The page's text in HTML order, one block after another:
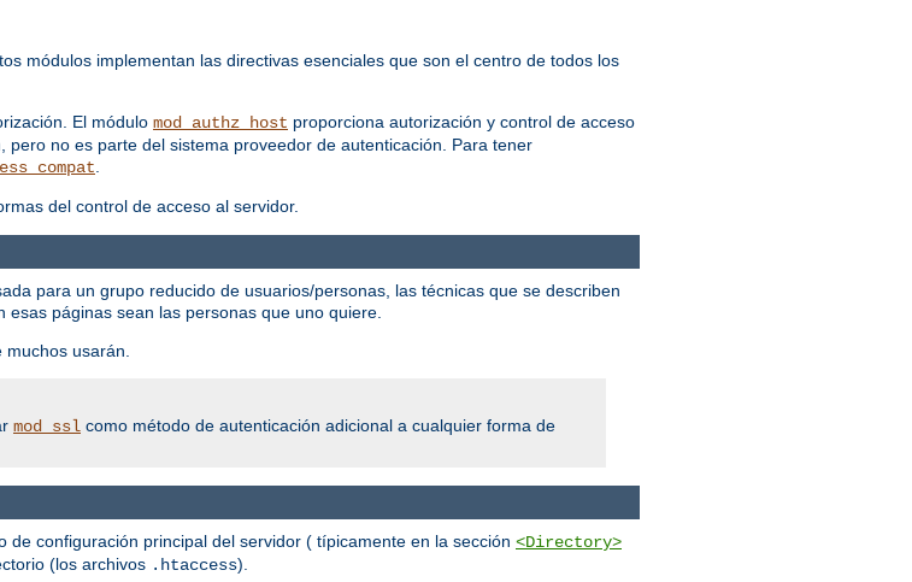
módulos implementan las directivas esenciales que son el centro de todos los
El módulo mod_authz_host proporciona autorización y control de acceso
no es parte del sistema proveedor de autenticación. Para tener
del control de acceso al servidor.
para un grupo reducido de usuarios/personas, las técnicas que se describen
páginas sean las personas que uno quiere.
usarán.
mod_ssl como método de autenticación adicional a cualquier forma de
configuración principal del servidor ( típicamente en la sección <Directory>
(los archivos .htaccess).